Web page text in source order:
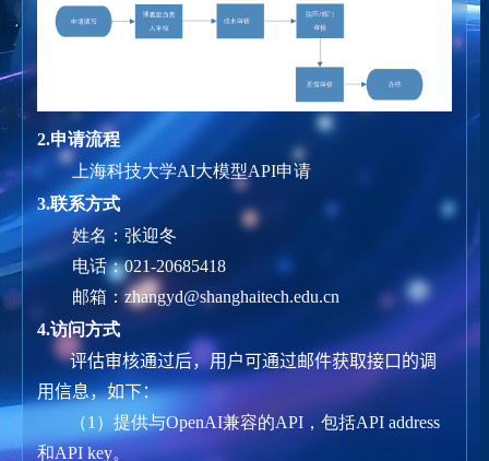
2.申请流程
上海科技大学AI大模型API申请
3.联系方式
姓名：张迎冬
电话：021-20685418
邮箱： zhangyd@shanghaitech.edu.cn
4.访问方式
评估审核通过后，用户可通过邮件获取接口的调
用信息，如下：
（1）提供与OpenAI兼容的API，包括API address
和API key。